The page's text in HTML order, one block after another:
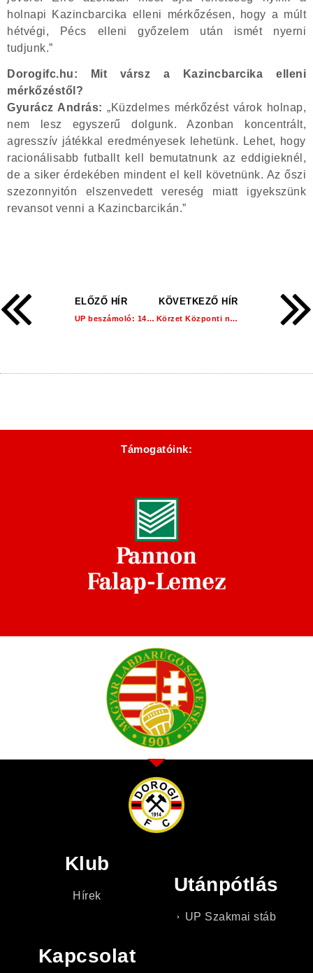
holnapi Kazincbarcika elleni mérkőzésen, hogy a múlt
hétvégi, Pécs elleni győzelem után ismét nyerni
tudjunk.”
Dorogifc.hu: Mit vársz a Kazincbarcika elleni
mérkőzéstől?
Gyurácz András: „Küzdelmes mérkőzést várok holnap,
nem lesz egyszerű dolgunk. Azonban koncentrált,
agresszív játékkal eredményesek lehetünk. Lehet, hogy
racionálisabb futballt kell bemutatnunk az eddigieknél,
de a siker érdekében mindent el kell követnünk. Az őszi
szezonnyitón elszenvedett vereség miatt igyekszünk
revansot venni a Kazincbarcikán.”
ELŐZŐ HÍR
UP beszámoló: 14. hét!
KÖVETKEZŐ HÍR
Körzet Központi napokat tartottunk!
Támogatóink:
Klub
Hírek
Utánpótlás
UP Szakmai stáb
Kapcsolat